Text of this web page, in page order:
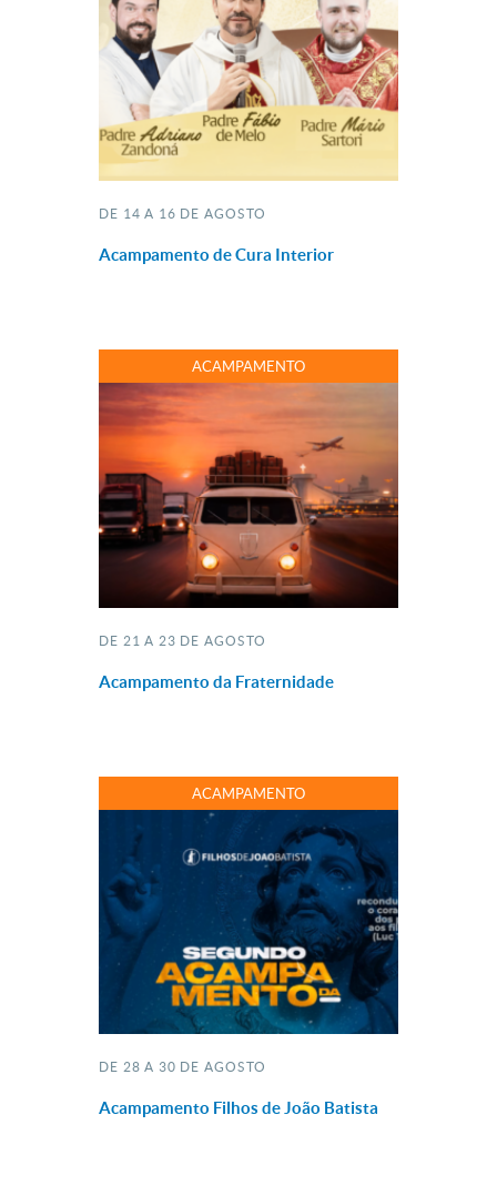
DE 14 A 16 DE AGOSTO
Acampamento de Cura Interior
ACAMPAMENTO
DE 21 A 23 DE AGOSTO
Acampamento da Fraternidade
ACAMPAMENTO
DE 28 A 30 DE AGOSTO
Acampamento Filhos de João Batista